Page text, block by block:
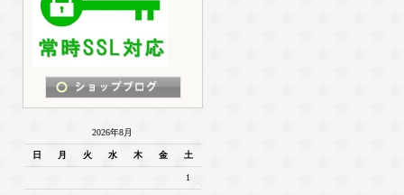
2026年8月
日 月 火 水 木 金 土
1